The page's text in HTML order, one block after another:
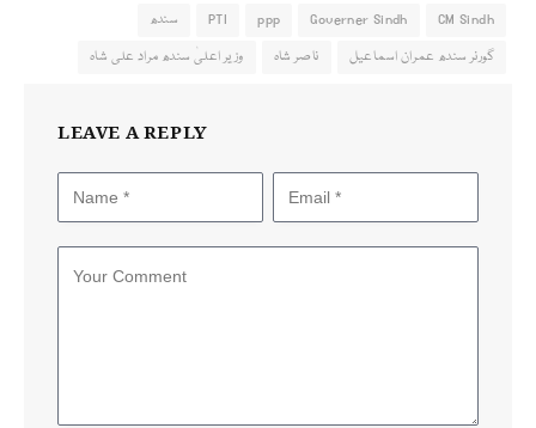
CM Sindh
Governer Sindh
ppp
PTI
سندھ
گورنر سندھ عمران اسماعیل
ناصر شاہ وزیر اعلیٰ سندھ مراد علی شاہ
LEAVE A REPLY